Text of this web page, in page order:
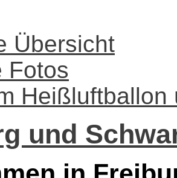
Übersicht
Fotos
Heißluftballon
und